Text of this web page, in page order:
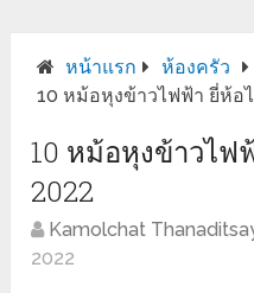
หน้าแรก ห้องครัว
10 หม้อหุงข้าวไฟฟ้า ยี่ห้อ
10 หม้อหุงข้าวไฟ
2022
Kamolchat
2022